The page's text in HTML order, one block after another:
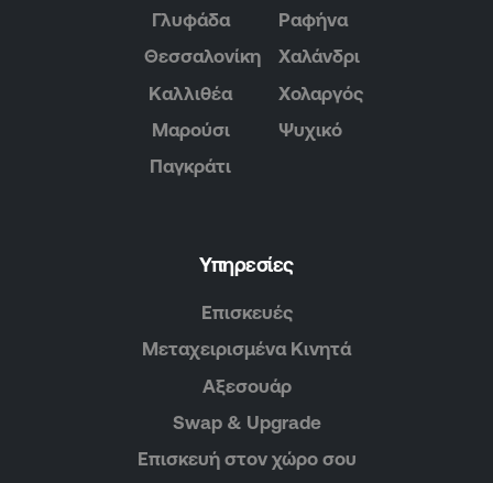
Γλυφάδα
Θεσσαλονίκη
Καλλιθέα
Μαρούσι
Παγκράτι
Ραφήνα
Χαλάνδρι
Χολαργός
Ψυχικό
Υπηρεσίες
Επισκευές
Μεταχειρισμένα Κινητά
Αξεσουάρ
Swap & Upgrade
Επισκευή στον χώρο σου